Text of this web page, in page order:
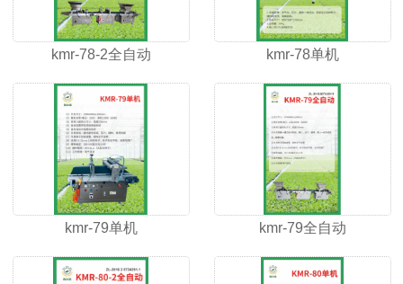
kmr-78-2全自动 kmr-78单机
kmr-79单机 kmr-79全自动